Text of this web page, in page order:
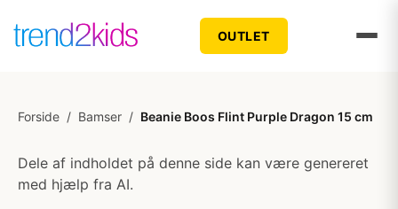
OUTLET
Forside / Bamser / Beanie Boos Flint Purple Dragon 15 cm
Dele af indholdet på denne side kan være genereret
med hjælp fra AI.